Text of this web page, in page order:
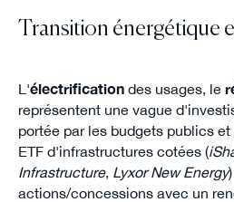
Transition énergétique
L'électrificationdes usages, le
représentent une vague
portée par les budgets publics
ETF d'infrastructures cotées (
Infrastructure, Lyxor New Energy
actions/concessions avec un